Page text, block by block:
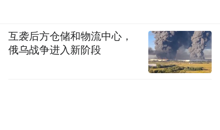
互袭后方仓储和物流中心，
俄乌战争进入新阶段